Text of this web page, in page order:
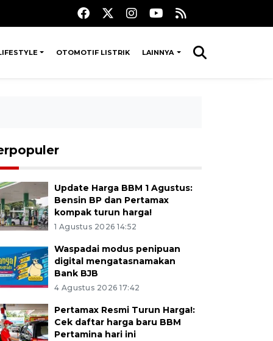
OTOMOTIF LISTRIK LAINNYA
Update Harga BBM 1 Agustus:
Bensin BP dan Pertamax
kompak turun harga!
1 Agustus 2026 14:52
Waspadai modus penipuan
digital mengatasnamakan
Bank BJB
4 Agustus 2026 17:42
Pertamax Resmi Turun Harga!:
Cek daftar harga baru BBM
Pertamina hari ini